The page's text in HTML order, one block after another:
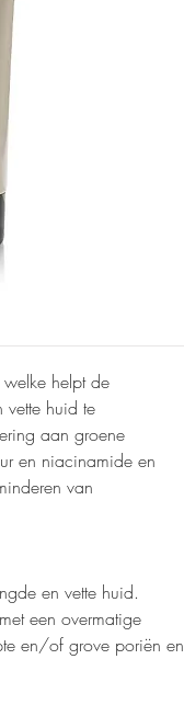
helpt de
vette huid te
aan groene
en niacinamide en
van
en vette huid.
een overmatige
en/of grove poriën en